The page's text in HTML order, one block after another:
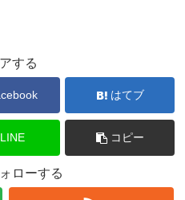
する
はてブ
LINE コピー
ローする